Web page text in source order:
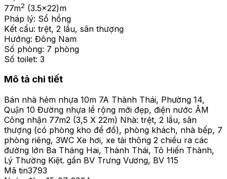
77m2 (3.5x22)m
Pháp lý: Sổ hồng
Kết cấu: trệt, 2 lầu, sân thượng
Hướng: Đông Nam
Số phòng: 7 phòng
Số toilet: 3
Mô tả chi tiết
Bán nhà hẻm nhựa 10m 7A Thành Thái, Phường 14,
Quận 10 Đường nhựa lề rộng mới đẹp, điện nước ÂM
Công nhận 77m2 (3,5 X 22m) Nhà: trệt, 2 lầu, sân
thượng (có phòng kho để đồ), phòng khách, nhà bếp, 7
phòng riêng, 3WC Xe hơi, xe tải thông 2 chiều ra các
đường lớn Ba Tháng Hai, Thành Thái, Tô Hiến Thành,
Lý Thường Kiệt. gần BV Trưng Vương, BV 115
Mã tin3793